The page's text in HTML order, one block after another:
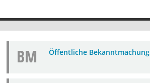
BM Öffentliche Bekanntmachung